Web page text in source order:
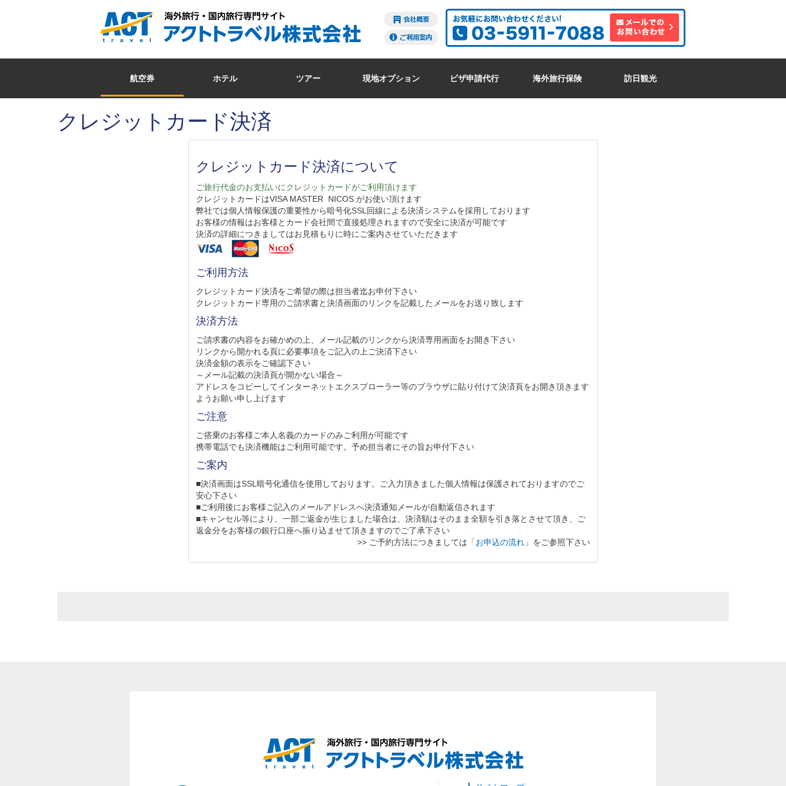
航空券 ホテル ツアー 現地オプション ビザ申請代行 海外旅行保険 訪日観光
クレジットカード決済
クレジットカード決済について
ご旅行代金のお支払いにクレジットカードがご利用頂けます
クレジットカードはVISA MASTER NICOS がお使い頂けます
弊社では個人情報保護の重要性から暗号化SSL回線による決済システムを採用しております
お客様の情報はお客様とカード会社間で直接処理されますので安全に決済が可能です
決済の詳細につきましてはお見積もりに時にご案内させていただきます
ご利用方法
クレジットカード決済をご希望の際は担当者迄お申付下さい
クレジットカード専用のご請求書と決済画面のリンクを記載したメールをお送り致します
決済方法
ご請求書の内容をお確かめの上、メール記載のリンクから決済専用画面をお開き下さい
リンクから開かれる頁に必要事項をご記入の上ご決済下さい
決済金額の表示をご確認下さい
～メール記載の決済頁が開かない場合～
アドレスをコピーしてインターネットエクスプローラー等のブラウザに貼り付けて決済頁をお開き頂きます
ようお願い申し上げます
ご注意
ご搭乗のお客様ご本人名義のカードのみご利用が可能です
携帯電話でも決済機能はご利用可能です。予め担当者にその旨お申付下さい
ご案内
■決済画面はSSL暗号化通信を使用しております。ご入力頂きました個人情報は保護されておりますのでご
安心下さい
■ご利用後にお客様ご記入のメールアドレスへ決済通知メールが自動返信されます
■キャンセル等により、一部ご返金が生じました場合は、決済額はそのまま全額を引き落とさせて頂き、ご
返金分をお客様の銀行口座へ振り込ませて頂きますのでご了承下さい
>> ご予約方法につきましては「お申込の流れ 」をご参照下さい